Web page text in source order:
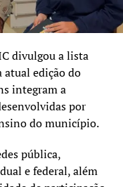
divulgou a lista
atual edição do
integram a
por
do município.
pública,
e federal, além